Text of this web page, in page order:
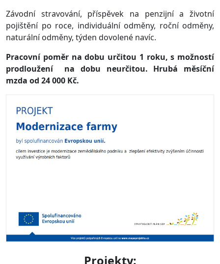
Závodní stravování, příspěvek na penzijní a životní
pojištění po roce, individuální odměny, roční odměny,
naturální odměny, týden dovolené navíc.
Pracovní poměr na dobu určitou 1 roku, s možností
prodloužení na dobu neurčitou. Hrubá měsíční
mzda od 24 000 Kč.
Projekty: